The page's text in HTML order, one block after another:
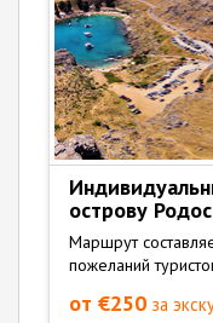
острову Родос
Маршрут
пожеланий
от €250 за